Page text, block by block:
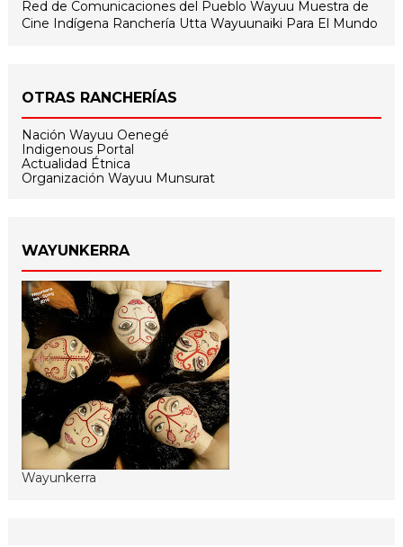
Red de Comunicaciones del Pueblo Wayuu Muestra de
Cine Indígena Ranchería Utta Wayuunaiki Para El Mundo
OTRAS RANCHERÍAS
Nación Wayuu Oenegé
Indigenous Portal
Actualidad Étnica
Organización Wayuu Munsurat
WAYUNKERRA
Wayunkerra